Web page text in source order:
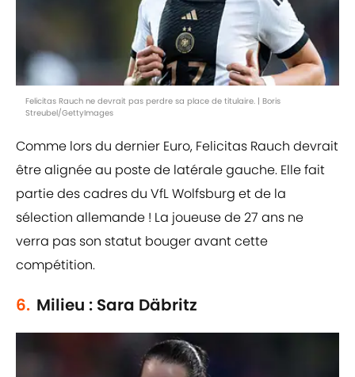
Felicitas Rauch ne devrait pas perdre sa place de titulaire. | Boris
Streubel/GettyImages
Comme lors du dernier Euro, Felicitas Rauch devrait
être alignée au poste de latérale gauche. Elle fait
partie des cadres du VfL Wolfsburg et de la
sélection allemande ! La joueuse de 27 ans ne
verra pas son statut bouger avant cette
compétition.
6. Milieu : Sara Däbritz